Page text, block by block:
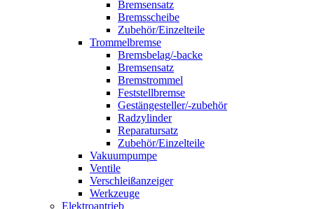
Bremsensatz
Bremsscheibe
Zubehör/Einzelteile
Trommelbremse
Bremsbelag/-backe
Bremsensatz
Bremstrommel
Feststellbremse
Gestängesteller/-zubehör
Radzylinder
Reparatursatz
Zubehör/Einzelteile
Vakuumpumpe
Ventile
Verschleißanzeiger
Werkzeuge
Elektroantrieb